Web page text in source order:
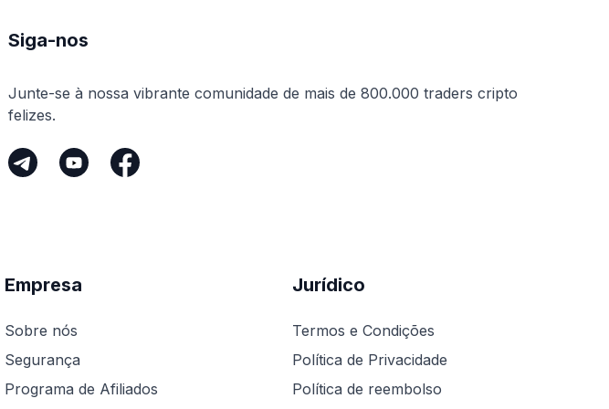
Siga-nos
Junte-se à nossa vibrante comunidade de mais de 800.000 traders cripto
felizes.
Empresa
Sobre nós
Segurança
Programa de Afiliados
Jurídico
Termos e Condições
Política de Privacidade
Política de reembolso